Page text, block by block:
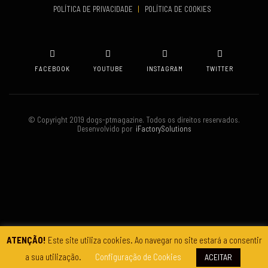
POLÍTICA DE PRIVACIDADE
| POLÍTICA DE COOKIES
FACEBOOK YOUTUBE INSTAGRAM TWITTER
© Copyright 2019 dogs-ptmagazine. Todos os direitos reservados.
Desenvolvido poriFactorySolutions
ATENÇÃO! Este site utiliza cookies. Ao navegar no site estará a consentir
a sua utilização.
Configuração de Cookies ACEITAR